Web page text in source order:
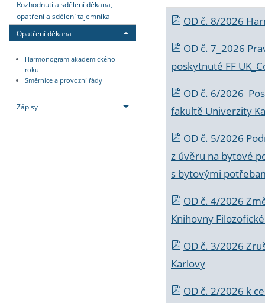
Rozhodnutí a sdělení děkana,
opatření a sdělení tajemníka
Opatření děkana
Harmonogram akademického
roku
Směrnice a provozní řády
Zápisy
OD č. 8/2026
OD č. 7_2026
poskytnuté FF
OD č. 6/2026
fakultě Univerzity
OD č. 5/2026
z úvěru na bytové
s bytovými
OD č. 4/2026
Knihovny
OD č. 3/2026
Karlovy
OD č. 2/2026 k